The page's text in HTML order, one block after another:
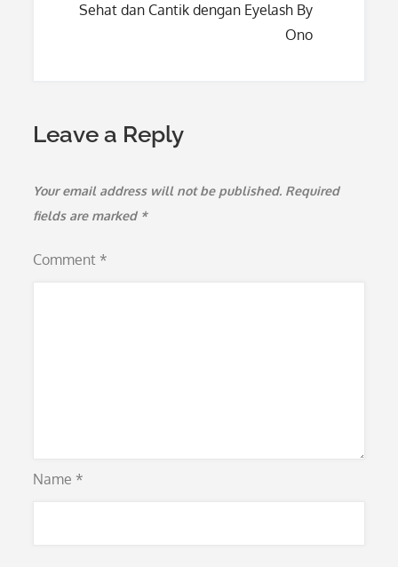
Sehat dan Cantik dengan Eyelash By
Ono
Leave a Reply
Your email address will not be published. Required
fields are marked *
Comment *
Name *